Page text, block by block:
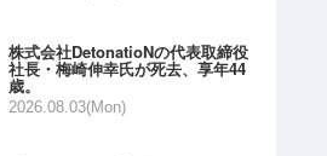
株式会社DetonatioNの代表取締役
社長・梅崎伸幸氏が死去、享年44
歳。
2026.08.03(Mon)